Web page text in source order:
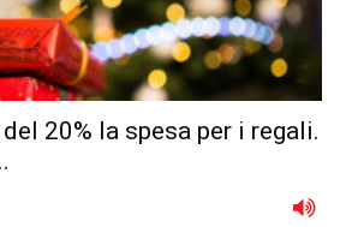
20% la spesa per i regali.